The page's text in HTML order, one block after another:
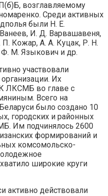
возглавляемому
Среди активных
были Н. Е.
И. Д. Варвашавеня,
Кожар, А. А. Куцак, Р. Н.
Ф. М. Языкович и др.
участвовали
Их
ЛКСМБ во главе с
Всего на
было создано 10
городских и районных
Им подчинялось 2600
формирований и
комсомольско-
широкие круги
активно действовали